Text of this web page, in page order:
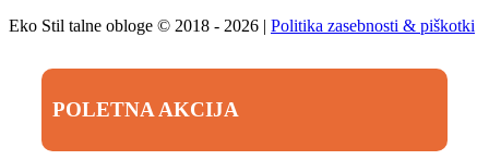
Eko Stil talne obloge © 2018 - 2026 | Politika zasebnosti & piškotki
POLETNA AKCIJA